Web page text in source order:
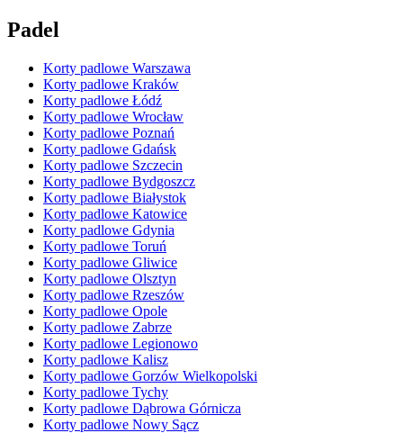
Padel
Korty padlowe Warszawa
Korty padlowe Kraków
Korty padlowe Łódź
Korty padlowe Wrocław
Korty padlowe Poznań
Korty padlowe Gdańsk
Korty padlowe Szczecin
Korty padlowe Bydgoszcz
Korty padlowe Białystok
Korty padlowe Katowice
Korty padlowe Gdynia
Korty padlowe Toruń
Korty padlowe Gliwice
Korty padlowe Olsztyn
Korty padlowe Rzeszów
Korty padlowe Opole
Korty padlowe Zabrze
Korty padlowe Legionowo
Korty padlowe Kalisz
Korty padlowe Gorzów Wielkopolski
Korty padlowe Tychy
Korty padlowe Dąbrowa Górnicza
Korty padlowe Nowy Sącz